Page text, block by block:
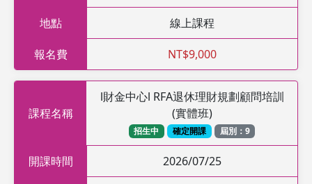
地點 線上課程
報名費 NT$9,000
課程名稱
l財金中心l RFA退休理財規劃顧問培訓
(實體班)
招生中 確定開課 屆別：9
開課時間 2026/07/25